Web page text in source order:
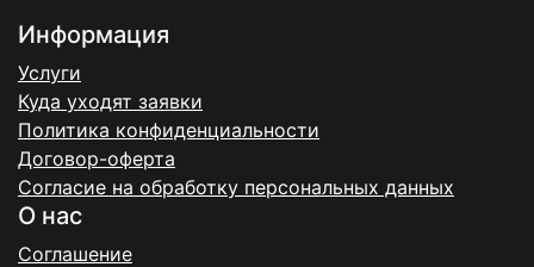
Информация
Услуги
Куда уходят заявки
Политика конфиденциальности
Договор-оферта
Согласие на обработку персональных данных
О нас
Соглашение